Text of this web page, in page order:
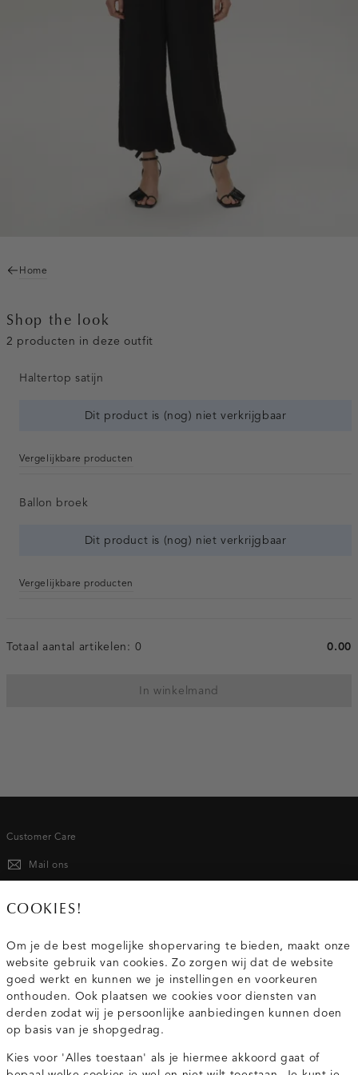
Home
Shop the look
2 producten in deze outfit
Haltertop satijn
Dit product is (nog) niet verkrijgbaar
Vergelijkbare producten
Ballon broek
Dit product is (nog) niet verkrijgbaar
Vergelijkbare producten
Totaal aantal artikelen: 0 0.00
In winkelmand
Customer Care
Mail ons
Service
Wij zijn Costes
Topcategorieën voor jou
COOKIES!
Om je de best mogelijke shopervaring te bieden, maakt onze
website gebruik van cookies. Zo zorgen wij dat de website
goed werkt en kunnen we je instellingen en voorkeuren
onthouden. Ook plaatsen we cookies voor diensten van
derden zodat wij je persoonlijke aanbiedingen kunnen doen
op basis van je shopgedrag.
Kies voor 'Alles toestaan' als je hiermee akkoord gaat of